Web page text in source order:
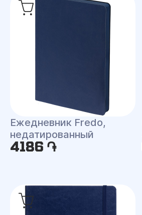
Ежедневник Fredo,
недатированный
4186 ֏